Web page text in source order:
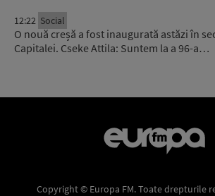
12:22 Social
O nouă creșă a fost inaugurată astăzi în
Capitalei. Cseke Attila: Suntem la a 96-a…
Copyright © Europa FM. Toate drepturile